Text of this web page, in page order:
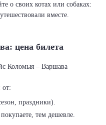
о своих котах или собаках:
вместе.
цена билета
Коломыя – Варшава
от:
праздники).
тем дешевле.